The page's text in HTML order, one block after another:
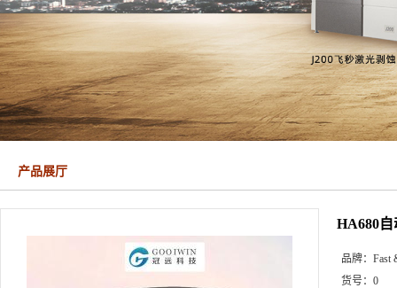
产品展厅
HA680
品牌： Fast
货号： 0